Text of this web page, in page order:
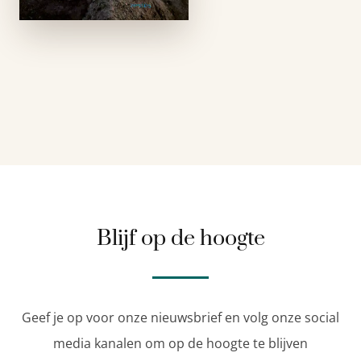
persoonlijke
ontdekkingsreis van
Blijf op de hoogte
Geef je op voor onze nieuwsbrief en volg onze social
media kanalen om op de hoogte te blijven